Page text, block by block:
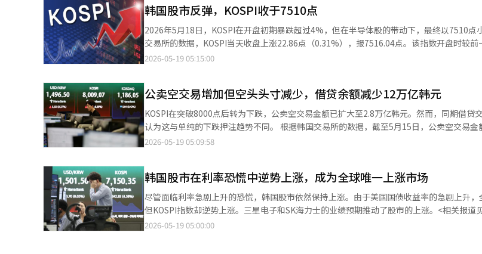
（-4.16%）、利诺工业（-0.59%）则表现疲软。※ 本报道经人工智能（AI）系统翻译与编
SK海力士等大型半导体股吸引了低价买入，逐渐缩小了跌幅，KOSPI最终成功反弹。 尽管指
依然冷淡。在当天的KOSPI市场中，948只股票中仅有203只上涨，688只下跌，57只持平
票多达110只，实际感受到的跌幅更为显著。 尽管如此，个人投资者仍积极进行低价买入
个人投资者当天在证券市场上净买入了2万2093亿韩元。相对而言，外国投资者净卖出3万
入1万3906亿韩元。 在最近的8个交易日中，个人投资者的净买入总额达到32万6887亿韩元
的低价买入力度也在加大。 然而，市场的急剧下跌可能引发反向交易风险。根据金融投资协
委托交易的未偿还金额为1万5374亿韩元，实际反向交易金额为375亿韩元。市场分析认为
反向交易的数量将增加，从而加大跌幅。 在个人投资者积极进行低价买入的情况下，一些押
临更大的损失。代表性的反向ETF产品KODEX 200期货反向2X在过去一个月的收益率为-
向2X在同一时期也损失了40.48%。随着市场在急剧下跌后反复反弹，押注下跌的投资者收
年期国债利率已超过4.5%，30年期国债利率也突破了5%，导致投资者迅速转向避险资产。
油价上涨带来的通胀压力也加剧了市场的不安。 韩国股市同样受到外国投资者卖出潮的影响
作用。当三星电子转为上涨时，KOSPI也缩小了跌幅并迅速反弹。证券界普遍认为，未来一
到美国利率走势、中东局势、三星电子劳资问题等内外部因素的影响，保持高波动性。
表示：“预计将面临宏观不确定性。”她指出：“本周末即将公布的英伟达业绩结果将成为
韩国股市反弹，KOSPI收于7510点
2026年5月18日，KOSPI在开盘初期暴跌超过4%，但在半导体股的带动下，最终以7510点小幅上涨
交易所的数据，KOSPI当天收盘上涨22.86点（0.31%），报7516.04点。该指数开盘时较前
（0.67%），报7443.29点。 当天，KOSPI市场在开盘初期急剧下跌4%，并于上午9时19分触发了卖出熔断机制。 卖
子的反弹带动下，指数转为强势。半导体行业的低价买入资金流入，表现强劲，而其他行业普遍疲软
上，个人和机构分别净买入22087亿韩元和13912亿韩元，而外国投资者则净卖出36492亿韩元。 在市值前
中，三星电子（上涨3.88%）、SK海力士（上涨1.15%）、三星电机（上涨2.08%）、斗山
上涨，而SK广场（下跌0.46%）、现代汽车（下跌5.29%）、LG能源解决方案（下跌2.16%）等则下
指数收于1111.09点，较前一交易日下跌18.73点（1.66%）。该指数开盘时较前一交易日下
元。 在市值前列的股票中，阿尔特奥根（下跌3.12%）、生态先锋（下跌0.05%）、生态先锋（下跌1.86%）、彩虹
机器人（下跌7.90%）、科隆组织（下跌2.87%）、三千堂制药（下跌3.74%）等均下跌，
29.96%）则上涨。※ 本报道经人工智能（AI）系统翻译与编辑。
2026-05-19 05:15:00
公卖空交易增加但空头头寸减少，借贷余额减少12万亿韩元
KOSPI在突破8000点后转为下跌，公卖空交易金额已扩大至2.8万亿韩元。然而，同期借贷
认为这与单纯的下跌押注趋势不同。 根据韩国交易所的数据，截至5月15日，公卖空交易
元。继5月14日的2.8383万亿韩元后，连续两天保持在2.8万亿韩元以上。本月13日的公卖空
势。 机构的公卖空交易也重新回升。尽管机构公卖空交易金额在5月13日降至4807亿韩元，
韩元，5月15日进一步扩大至8977亿韩元。市场解读为在KOSPI突破8000点后，进行了针对
然而，借贷交易的走势与一般弱市初期的情况有所不同。根据金融投资协会的数据，5月15
9916万股，远超成交股数（3951万股）。因此，借贷交易余额从5月14日的182.4304万亿
170.2727万亿韩元，减少约12万亿韩元。 证券界表示，通常在市场下跌信心增强时，公卖
2026-05-19 05:09:58
韩国股市在利率恐慌中逆势上涨，成为全球唯一上涨市场
尽管面临利率急剧上升的恐慌，韩国股市依然保持上涨。由于美国国债收益率的急剧上升，
但KOSPI指数却逆势上涨。三星电子和SK海力士的业绩预期推动了股市的上涨。<相关报道
易所的数据，KOSPI指数收盘上涨22.86点（0.31%），报7516.04点。开盘时，KOSPI指数
2026-05-19 05:00:00